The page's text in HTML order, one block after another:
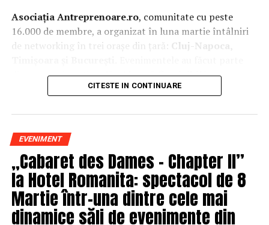
Asociația Antreprenoare.ro, comunitate cu peste
16.000 de membre, a organizat în luna martie întâlniri
de networking în trei orașe din țară:
Cluj-Napoca,
campania națională„Aleg să fiu vizibilă„, o
inițiativă care combină sesiuni de fotografie de brand
prezentă, cu numele tău și cu afacerea ta, în spațiul
public.
La Cluj-Napoca, sesiunile foto au fost susținute de doi
fotografi profesioniști:Valentina Mihalache
(lightsun.ro) șiDeni Sîrb(DA Studio). Valentina a venit
cu 18 ani de carieră în vânzări în spate și o tranziție
asumată spre fotografia comercială și de brand
CITESTE IN CONTINUARE
EVENIMENT
„Cabaret des Dames – Chapter II”
la Hotel Romanita: spectacol de 8
Martie într-una dintre cele mai
dinamice săli de evenimente din